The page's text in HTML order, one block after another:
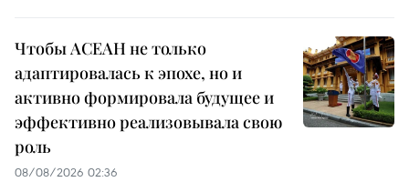
Чтобы АСЕАН не только
адаптировалась к эпохе, но и
активно формировала будущее и
эффективно реализовывала свою
роль
08/08/2026 02:36